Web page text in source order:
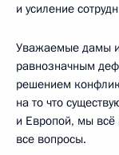
и усиление
Уважаемые дамы и
равнозначным
решением
на то что
и Европой, мы
все вопросы.